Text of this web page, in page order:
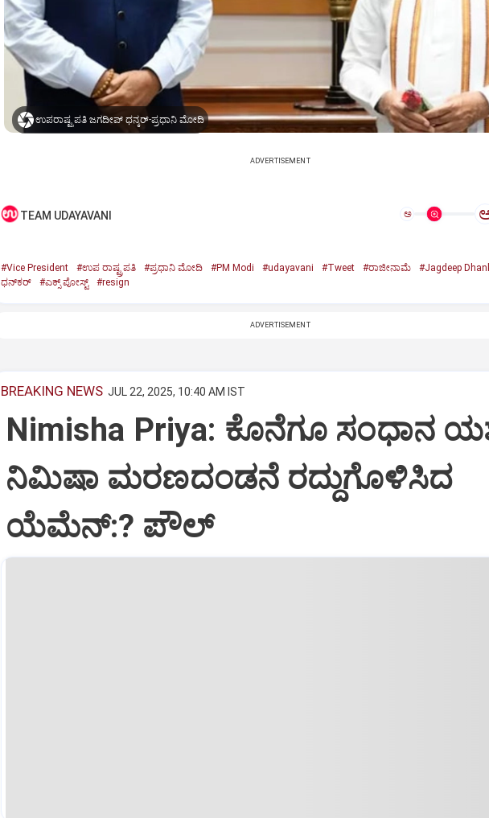
ಉಪರಾಷ್ಟ್ರಪತಿ ಜಗದೀಪ್‌ ಧನ್ಕರ್-ಪ್ರಧಾನಿ ಮೋದಿ
ADVERTISEMENT
TEAM UDAYAVANI ಅ
#Vice President #ಉಪ ರಾಷ್ಟ್ರಪತಿ #ಪ್ರಧಾನಿ ಮೋದಿ #PM Modi #udayavani #Tweet #ರಾಜೀನಾಮೆ
#Jagdeep
ಧನ್‌ಕರ್‌
#ಎಕ್ಸ್‌ ಪೋಸ್ಟ್ #resign
ADVERTISEMENT
BREAKING NEWS JUL 22, 2025, 10:40 AM IST
Nimisha Priya: ಕೊನೆಗೂ ಸಂಧಾನ
ನಿಮಿಷಾ ಮರಣದಂಡನೆ ರದ್ದುಗೊಳಿಸಿದ
ಯೆಮೆನ್:? ಪೌಲ್